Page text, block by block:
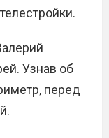
Узнав об
перед